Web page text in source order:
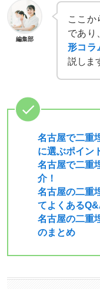
編集部
ここか
であり
形コラ
説しま
名古屋で二重
に選ぶポイン
名古屋で二重
介！
名古屋の二重
てよくある
名古屋の二重
のまとめ